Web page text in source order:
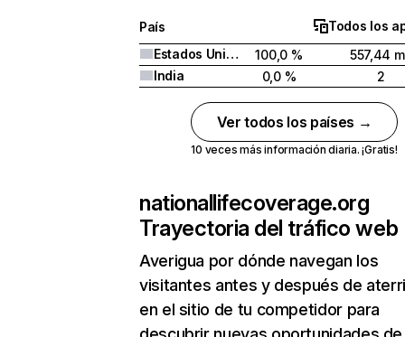
País
Todos los
Estados Unidos
100,0 %
557,44
India
0,0 % 2
Ver todos los países →
10 veces más información diaria. ¡Gratis!
nationallifecoverage.org
Trayectoria del tráfico web
Averigua por dónde navegan los
visitantes antes y después de
en el sitio de tu competidor para